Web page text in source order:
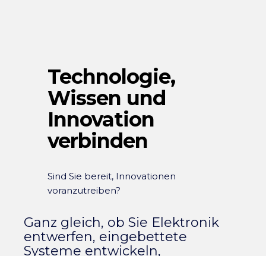
Technologie,
Wissen und
Innovation
verbinden
Sind Sie bereit, Innovationen
voranzutreiben?
Ganz gleich, ob Sie Elektronik
entwerfen, eingebettete
Systeme entwickeln,